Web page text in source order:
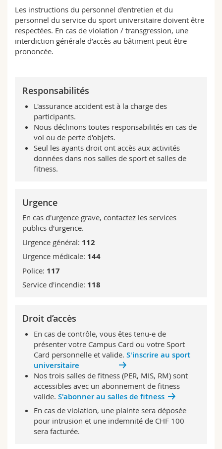
Les instructions du personnel d'entretien et du
personnel du service du sport universitaire doivent être
respectées. En cas de violation / transgression, une
interdiction générale d’accès au bâtiment peut être
prononcée.
Responsabilités
L'assurance accident est à la charge des
participants.
Nous déclinons toutes responsabilités en cas de
vol ou de perte d'objets.
Seul les ayants droit ont accès aux activités
données dans nos salles de sport et salles de
fitness.
Urgence
En cas d'urgence grave, contactez les services
publics d'urgence.
Urgence général: 112
Urgence médicale: 144
Police: 117
Service d'incendie: 118
Droit d’accès
En cas de contrôle, vous êtes tenu-e de
présenter votre Campus Card ou votre Sport
Card personnelle et valide. S'inscrire au sport
universitaire
Nos trois salles de fitness (PER, MIS, RM) sont
accessibles avec un abonnement de fitness
valide. S'abonner au salles de fitness
En cas de violation, une plainte sera déposée
pour intrusion et une indemnité de CHF 100
sera facturée.